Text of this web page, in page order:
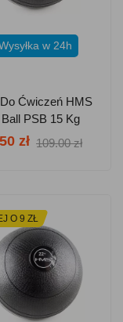
w 24h
Do Ćwiczeń HMS
PSB 15 Kg
zł 109.00 zł
O 9 ZŁ